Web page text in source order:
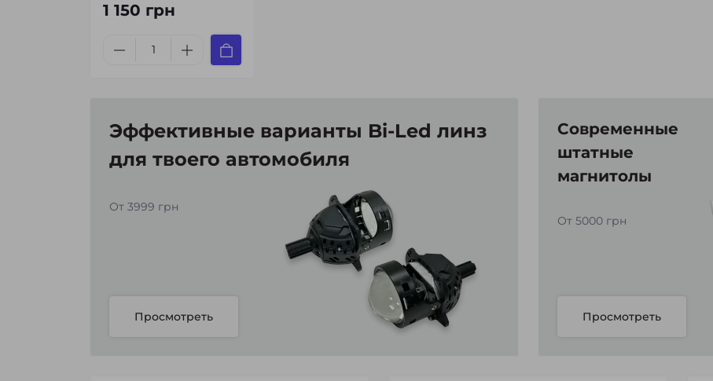
1 150 грн
Эффективные варианты Bi-Led линз
для твоего автомобиля
От 3999 грн
Просмотреть
Современные
штатные
магнитолы
От 5000 грн
Просмотреть